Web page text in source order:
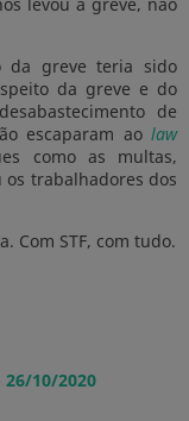
da greve teria sido
da greve e do
de
escaparam ao law
como as multas,
os trabalhadores dos
Com STF, com tudo.
26/10/2020